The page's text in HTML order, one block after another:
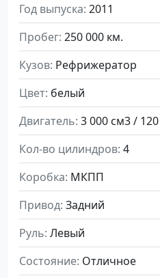
Год выпуска 2011
Пробег 250 000 км.
Кузов Рефрижератор
Цвет белый
Двигатель
Кол-во цилиндров 4
Коробка МКПП
Привод Задний
Руль Левый
Состояние Отличное